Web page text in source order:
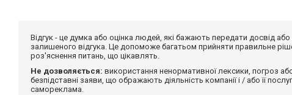
Відгук - це думка або оцінка людей, які бажають передати досвід
залишеного відгука. Це допоможе багатьом прийняти правильне
роз'яснення питань, що цікавлять.
Не дозволяється: використання ненормативної лексики, погроз
безпідставні заяви, що ображають діяльність компанії і / або її
самореклама.